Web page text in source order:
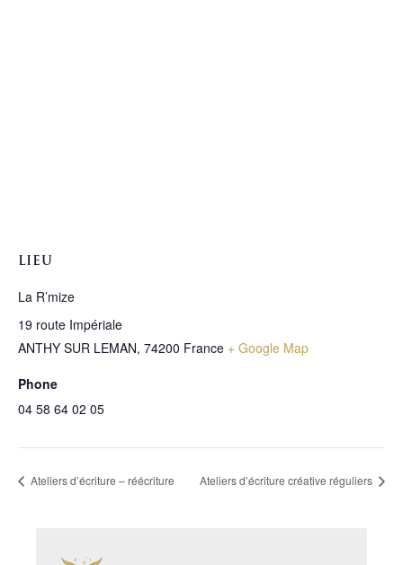
LIEU
La R’mize
19 route Impériale
ANTHY SUR LEMAN, 74200 France + Google Map
Phone
04 58 64 02 05
Ateliers d’écriture – réécriture Ateliers d’écriture créative réguliers